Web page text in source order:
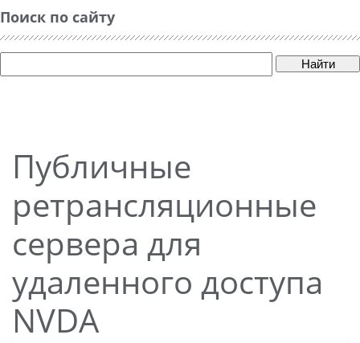
Поиск по сайту
Найти
Публичные
ретрансляционные
сервера для
удаленного доступа
NVDA